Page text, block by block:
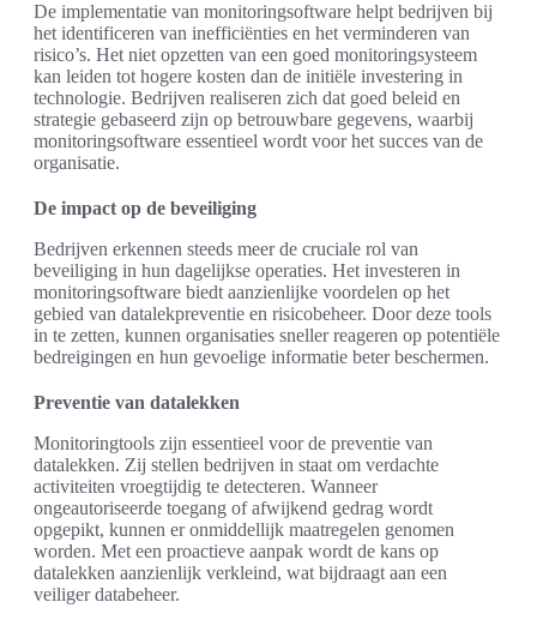
De implementatie van monitoringsoftware helpt bedrijven bij
het identificeren van inefficiënties en het verminderen van
risico’s. Het niet opzetten van een goed monitoringsysteem
kan leiden tot hogere kosten dan de initiële investering in
technologie. Bedrijven realiseren zich dat goed beleid en
strategie gebaseerd zijn op betrouwbare gegevens, waarbij
monitoringsoftware essentieel wordt voor het succes van de
organisatie.
De impact op de beveiliging
Bedrijven erkennen steeds meer de cruciale rol van
beveiliging in hun dagelijkse operaties. Het investeren in
monitoringsoftware biedt aanzienlijke voordelen op het
gebied van datalekpreventie en risicobeheer. Door deze tools
in te zetten, kunnen organisaties sneller reageren op potentiële
bedreigingen en hun gevoelige informatie beter beschermen.
Preventie van datalekken
Monitoringtools zijn essentieel voor de preventie van
datalekken. Zij stellen bedrijven in staat om verdachte
activiteiten vroegtijdig te detecteren. Wanneer
ongeautoriseerde toegang of afwijkend gedrag wordt
opgepikt, kunnen er onmiddellijk maatregelen genomen
worden. Met een proactieve aanpak wordt de kans op
datalekken aanzienlijk verkleind, wat bijdraagt aan een
veiliger databeheer.